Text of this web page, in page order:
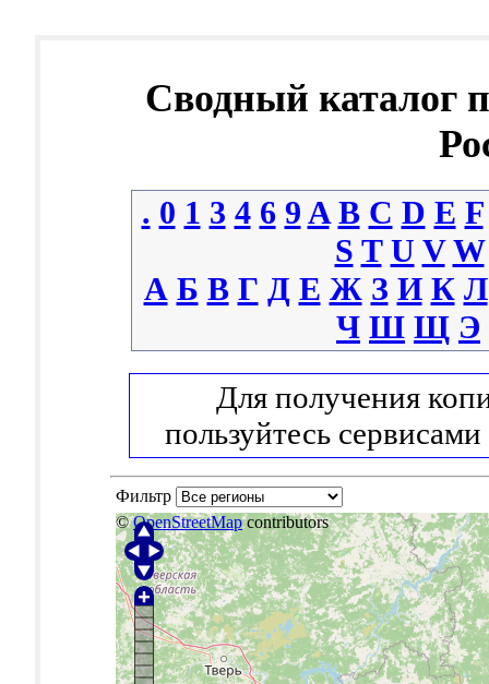
Сводный каталог
. 0 1 3 4 6 9 A B C D E F
S T U V W
А Б В Г Д Е Ж З И К Л
Ч Ш Щ Э
Для получения
пользуйтесь сервисами
Фильтр
©OpenStreetMapcontributors